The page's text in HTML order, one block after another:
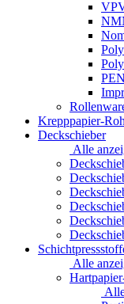
Krepppapier-
Deckschieber
Alle
Alle